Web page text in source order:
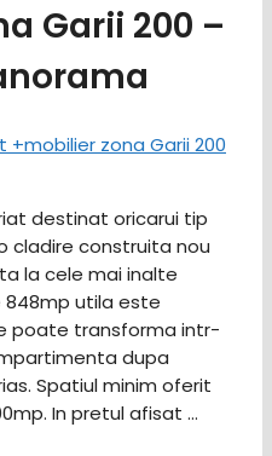
Garii 200 –
destinat oricarui tip
construita nou
la cele mai inalte
utila este
poate transforma intr-
dupa
Spatiul minim oferit
In pretul afisat …